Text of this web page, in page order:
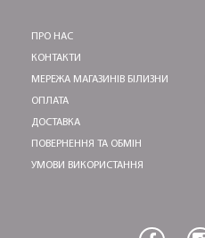
ПРО НАС
КОНТАКТИ
МЕРЕЖА МАГАЗИНІВ БІЛИЗНИ
ОПЛАТА
ДОСТАВКА
ПОВЕРНЕННЯ ТА ОБМІН
УМОВИ ВИКОРИСТАННЯ